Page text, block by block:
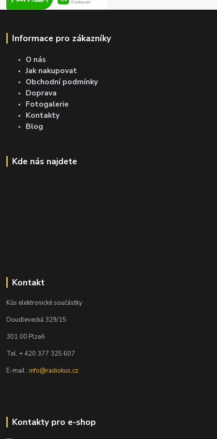
Informace pro zákazníky
O nás
Jak nakupovat
Obchodní podmínky
Doprava
Fotogalerie
Kontakty
Blog
Kde nás najdete
Kontakt
Kůs elektronické součástky
Doudlevecká 329/15
301 00 Plzeň
Tel. + 420 377 325 607
E-mail :info@radiokus.cz
Kontakty pro e-shop